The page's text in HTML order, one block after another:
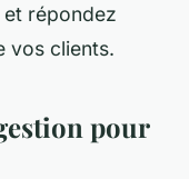
répondez
vos clients.
pour